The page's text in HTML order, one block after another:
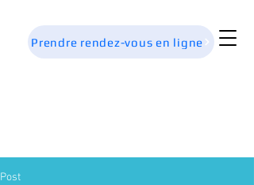
Prendre rendez-vous en ligne
Post